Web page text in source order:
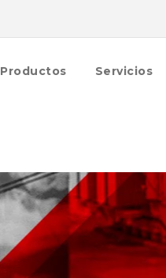
Productos Servicios